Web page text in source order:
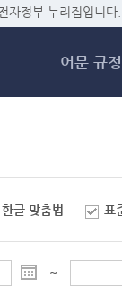
메
자정부 누리집입니다.
어문 규정
한글 맞춤법 표
~